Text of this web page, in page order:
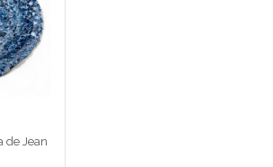
de
de Jean